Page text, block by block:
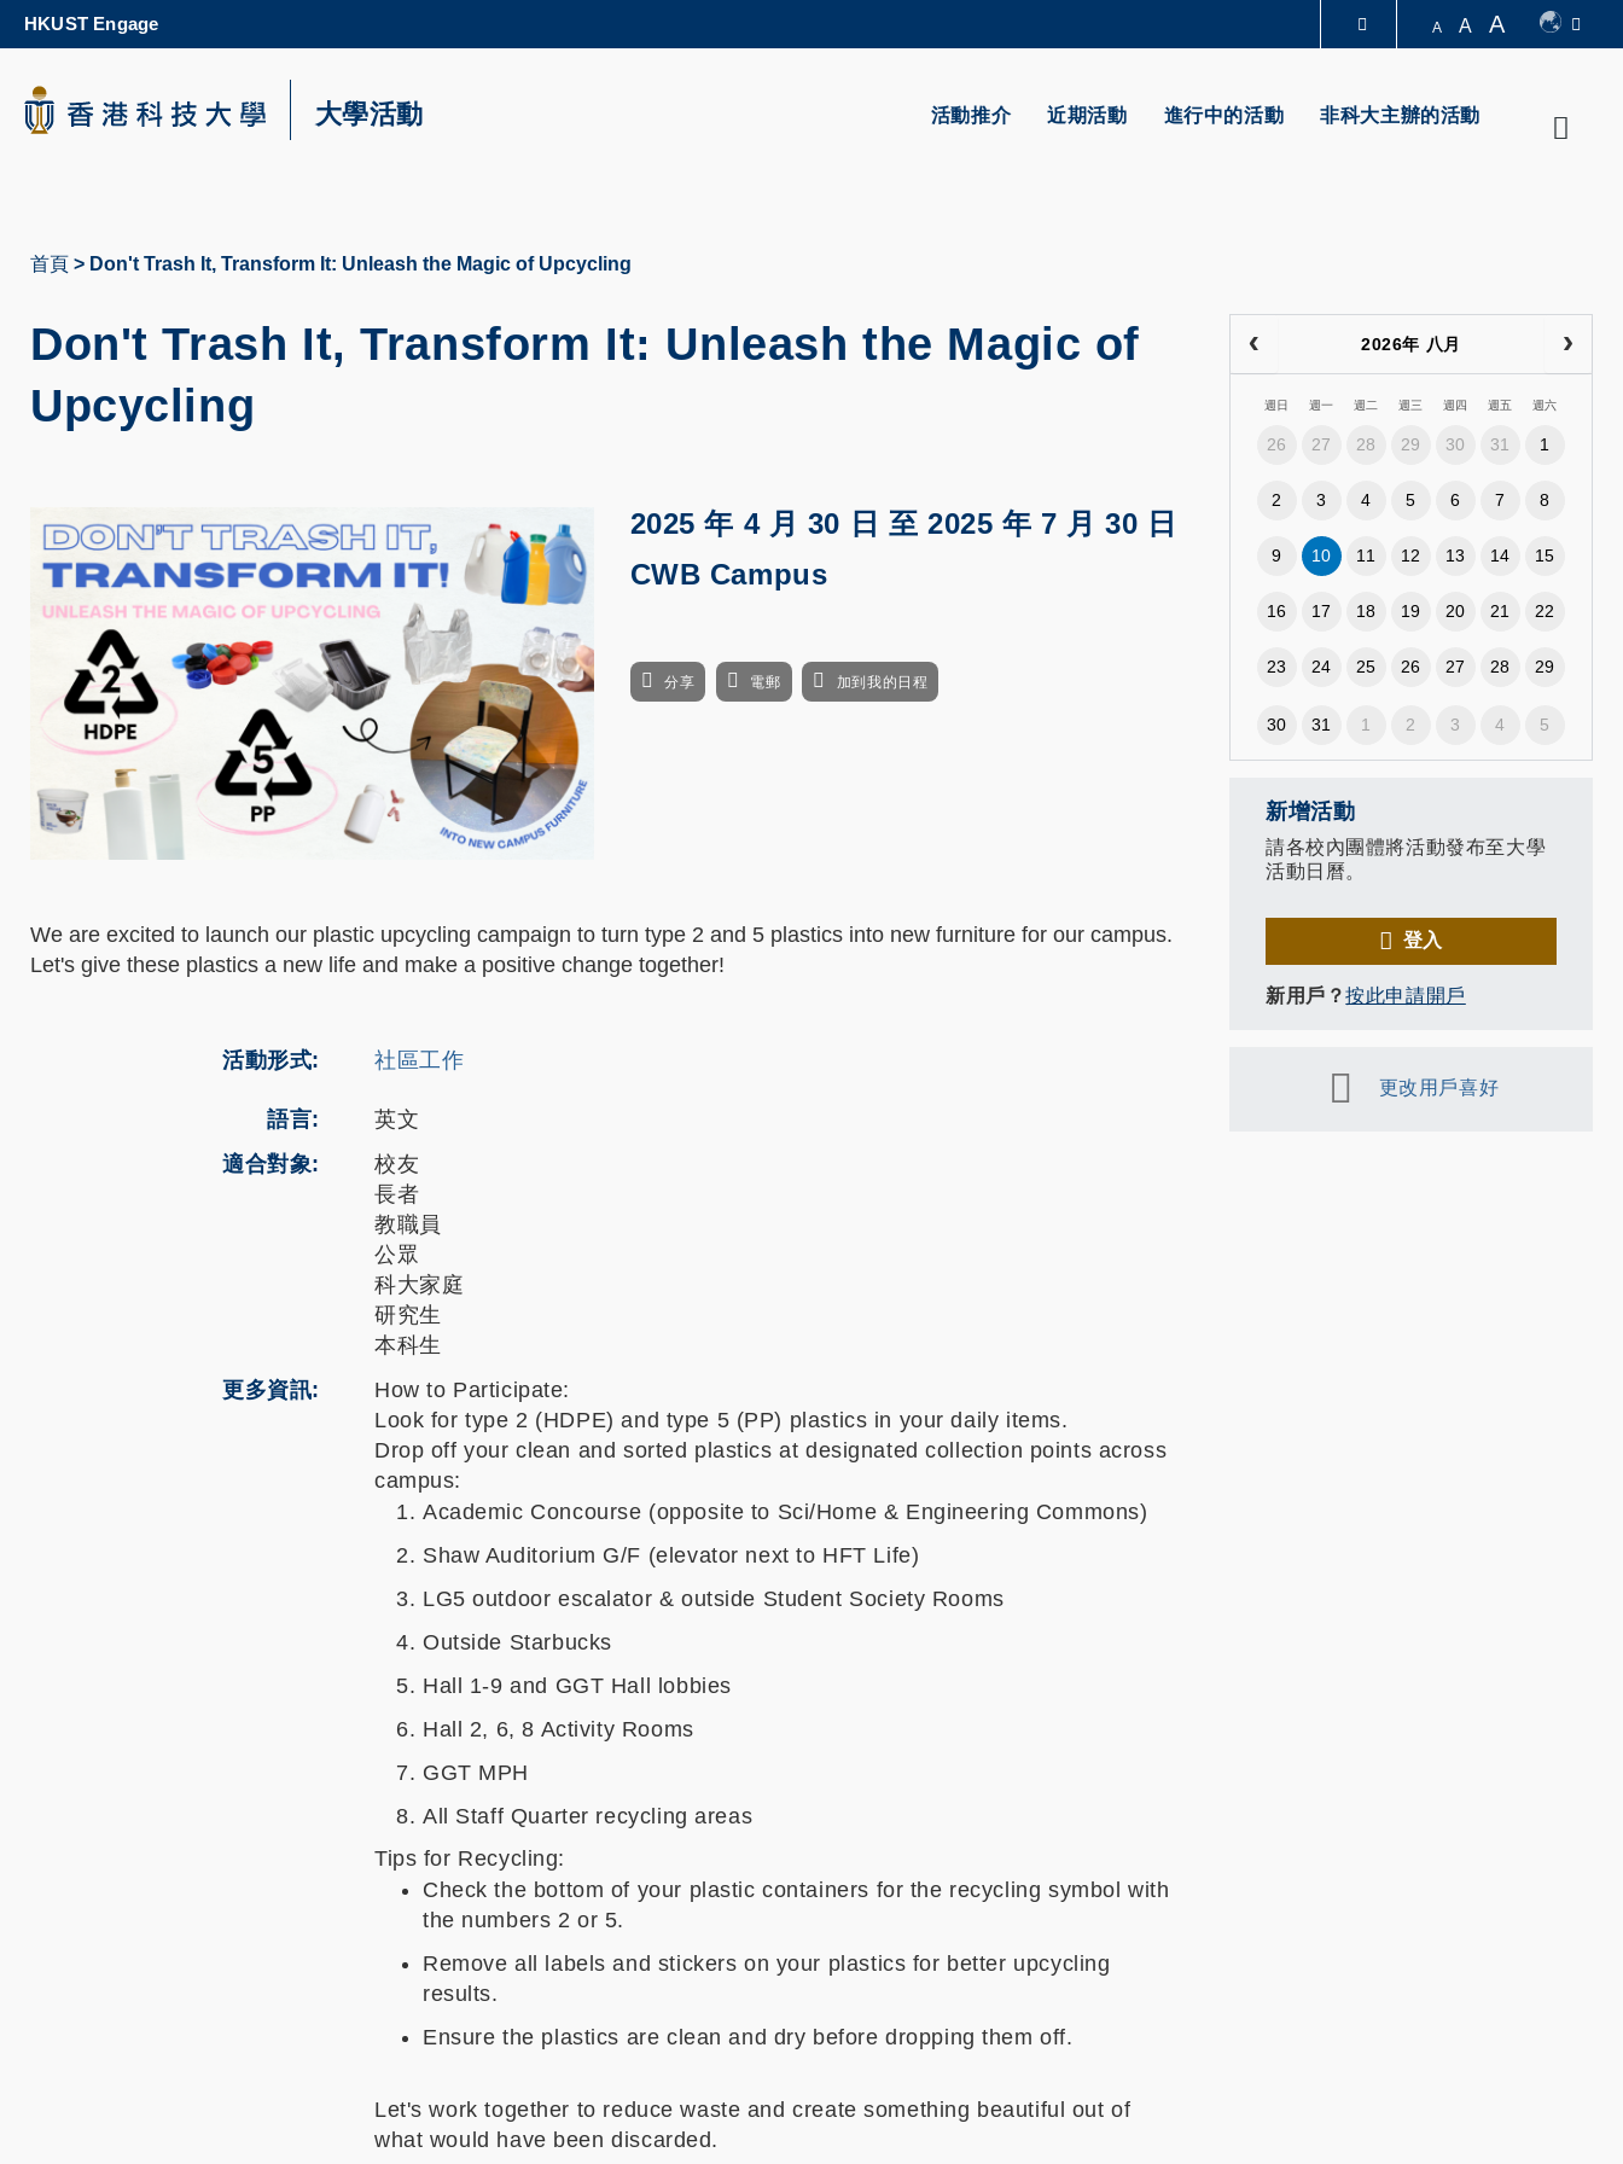
content
更多科大概覽
科大新聞 生活@科大 圖書館
HKUST Engage A A A
活動推介 近期活動 進行中的活動 非科大主辦的活動
大學活動
航
結
首頁 Don't Trash It, Transform It: Unleash the Magic of Upcycling
Don't Trash It, Transform It: Unleash the Magic of
Upcycling
2025 年 4 月 30 日 至 2025 年 7 月 30 日
CWB Campus
分享 電郵 加到我的日程
We are excited to launch our plastic upcycling campaign to turn type 2 and 5 plastics into new furniture for our campus.
Let's give these plastics a new life and make a positive change together!
活動形式 社區工作
語言
英文
適合對象
校友
長者
教職員
公眾
科大家庭
研究生
本科生
更多資訊
How to Participate:
Look for type 2 (HDPE) and type 5 (PP) plastics in your daily items.
Drop off your clean and sorted plastics at designated collection points across
campus:
Academic Concourse (opposite to Sci/Home & Engineering Commons)
Shaw Auditorium G/F (elevator next to HFT Life)
LG5 outdoor escalator & outside Student Society Rooms
Outside Starbucks
Hall 1-9 and GGT Hall lobbies
Hall 2, 6, 8 Activity Rooms
GGT MPH
All Staff Quarter recycling areas
Tips for Recycling:
Check the bottom of your plastic containers for the recycling symbol with
the numbers 2 or 5.
Remove all labels and stickers on your plastics for better upcycling
results.
Ensure the plastics are clean and dry before dropping them off.
Let's work together to reduce waste and create something beautiful out of
what would have been discarded.
2026年 八月
週日 週一 週二 週三 週四 週五 週六
26 27 28 29 30 31 1
2 3 4 5 6 7 8
9 10 11 12 13 14 15
16 17 18 19 20 21 22
23 24 25 26 27 28 29
30 31 1 2 3 4 5
新增活動
請各校內團體將活動發布至大學
活動日曆。
登入
新用戶？按此申請開戶
更改用戶喜好